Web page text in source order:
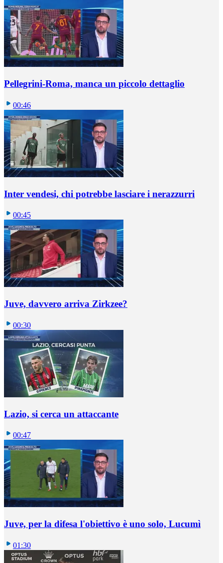
Pellegrini-Roma, manca un piccolo dettaglio
00:46
Inter vendesi, chi potrebbe lasciare i nerazzurri
00:45
Juve, davvero arriva Zirkzee?
00:30
Lazio, si cerca un attaccante
00:47
Juve, per la difesa l'obiettivo è uno solo, Lucumì
01:30